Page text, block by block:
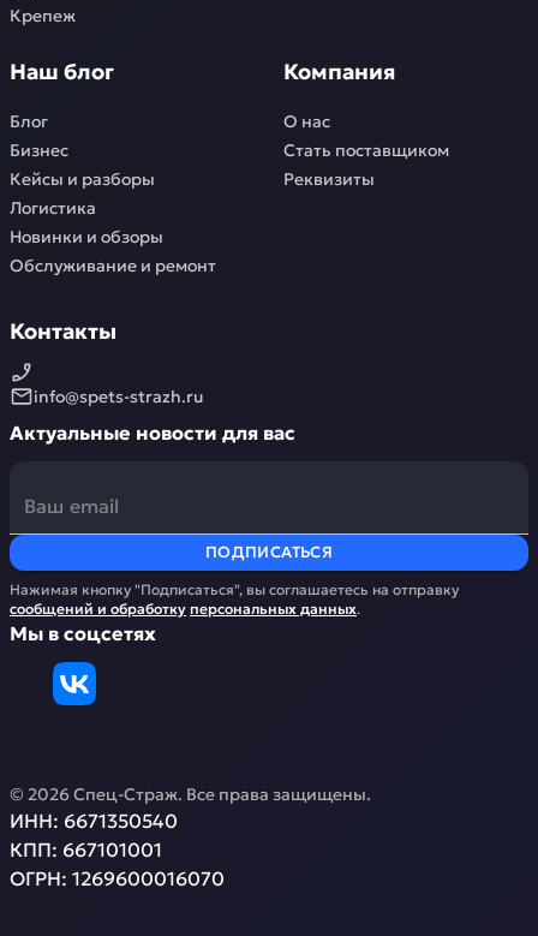
Крепеж
Наш блог
Блог
Бизнес
Кейсы и разборы
Логистика
Новинки и обзоры
Обслуживание и ремонт
Компания
О нас
Стать поставщиком
Реквизиты
Контакты
info@spets-strazh.ru
Актуальные новости для вас
ПОДПИСАТЬСЯ
Нажимая кнопку "Подписаться", вы соглашаетесь на отправку
сообщений и обработку персональных данных.
Мы в соцсетях
© 2026Спец-Страж. Все права защищены.
ИНН: 6671350540
КПП: 667101001
ОГРН: 1269600016070